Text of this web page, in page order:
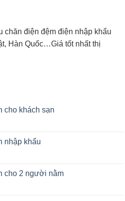
chăn điện đệm điện nhập khẩu
Hàn Quốc…Giá tốt nhất thị
cho khách sạn
chăn
nhập khẩu
chăncho 2 người nằm